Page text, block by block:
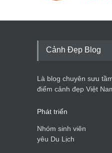
Cảnh Đẹp Blog
Là blog chuyên sưu
điểm cảnh đẹp Việt
Phát triển
Nhóm sinh viên
yêu Du Lịch